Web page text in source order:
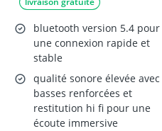
voiture – 81W, PD 45W,
QC3.0 36W, kit mains
libres avec double
micro et USB U-Disk
bluetooth version 5.4 pour
une connexion rapide et
stable
qualité sonore élevée avec
basses renforcées et
restitution hi fi pour une
écoute immersive